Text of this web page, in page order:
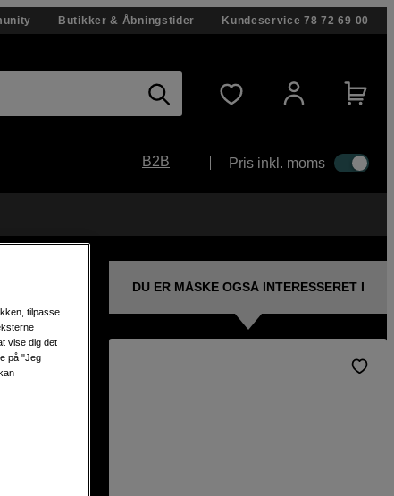
Butikker & Åbningstider Kundeservice 78 72 69 00
B2B Pris inkl. moms
D-
DU ER MÅSKE OGSÅ INTERESSERET I
tilpasse
vise dig det
på "Jeg